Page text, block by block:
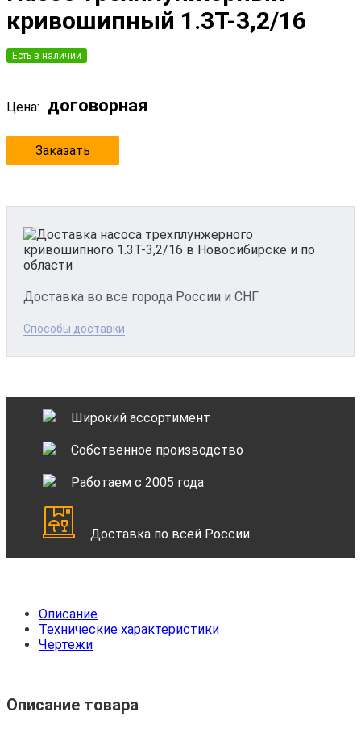
кривошипный 1.3T-3,2/16
Есть в наличии
Цена: договорная
Заказать
Доставка во все города России и СНГ
Способы доставки
Широкий ассортимент
Собственное производство
Работаем с 2005 года
Доставка по всей России
Описание
Технические характеристики
Чертежи
Описание товара